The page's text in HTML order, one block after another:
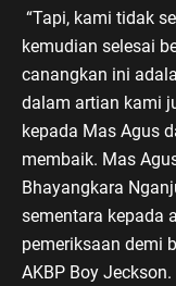
“Tapi, kami tidak
kemudian selesai
canangkan ini
dalam artian kami
kepada Mas Agus
membaik. Mas
Bhayangkara
sementara kepada
pemeriksaan demi
AKBP Boy Jeckson.